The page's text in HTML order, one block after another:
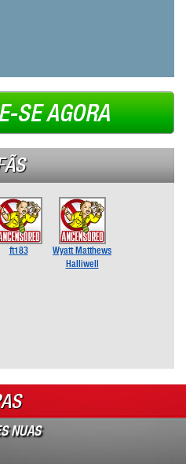
SE AGORA
ft183
Wyatt Matthews
Halliwell
NUAS